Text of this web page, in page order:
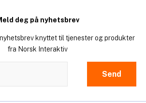
deg på nyhetsbrev
knyttet til tjenester og produkter
fra Norsk Interaktiv